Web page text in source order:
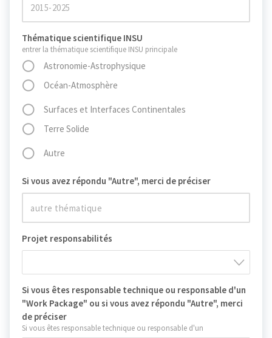
Thématique scientifique INSU
entrer la thématique scientifique INSU principale
Astronomie-Astrophysique
Océan-Atmosphère
Surfaces et Interfaces Continentales
Terre Solide
Autre
Si vous avez répondu "Autre", merci de préciser
Projet responsabilités
Si vous êtes responsable technique ou responsable d'un
"Work Package" ou si vous avez répondu "Autre", merci
de préciser
Si vous êtes responsable technique ou responsable d'un